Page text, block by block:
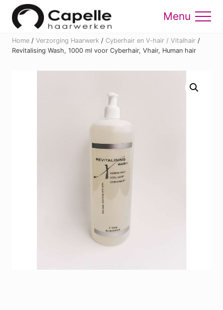
Menu
Skip
content
Skip
Menu
Home / Verzorging Haarwerk / Cyberhair en V-hair / Vitalhair /
Revitalising Wash, 1000 ml voor Cyberhair, Vhair, Human hair